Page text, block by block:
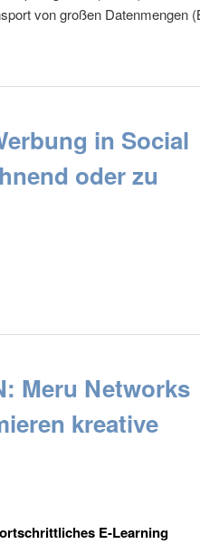
von großen Datenmengen
in Social
oder zu
Meru Networks
kreative
E-Learning